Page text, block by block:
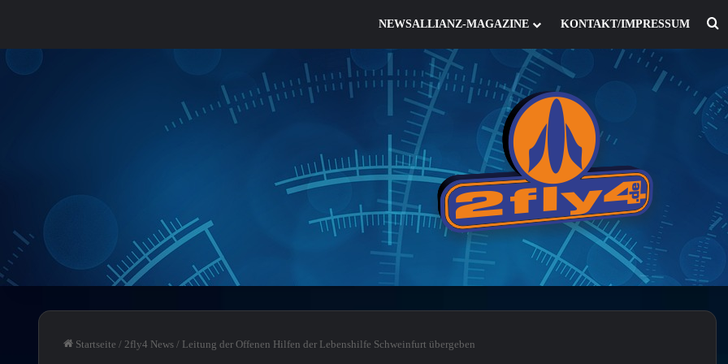
NEWSALLIANZ-MAGAZINE KONTAKT/IMPRESSUM
Startseite / 2fly4 News / Leitung der Offenen Hilfen der Lebenshilfe Schweinfurt übergeben